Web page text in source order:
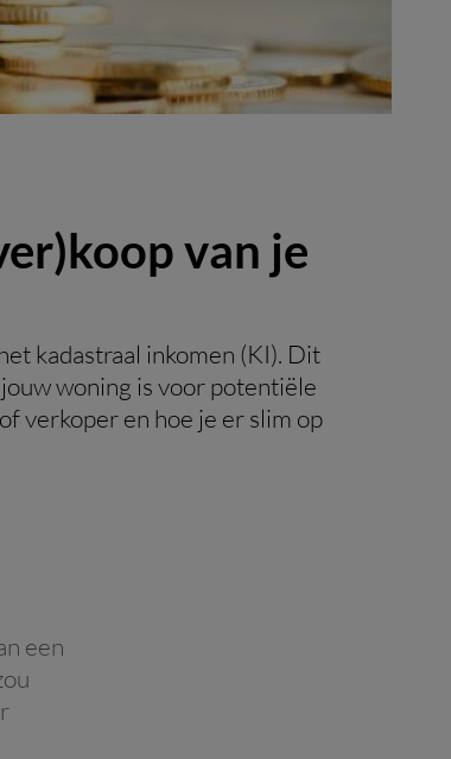
van je
kadastraal inkomen (KI). Dit
woning is voor potentiële
verkoper en hoe je er slim op
een